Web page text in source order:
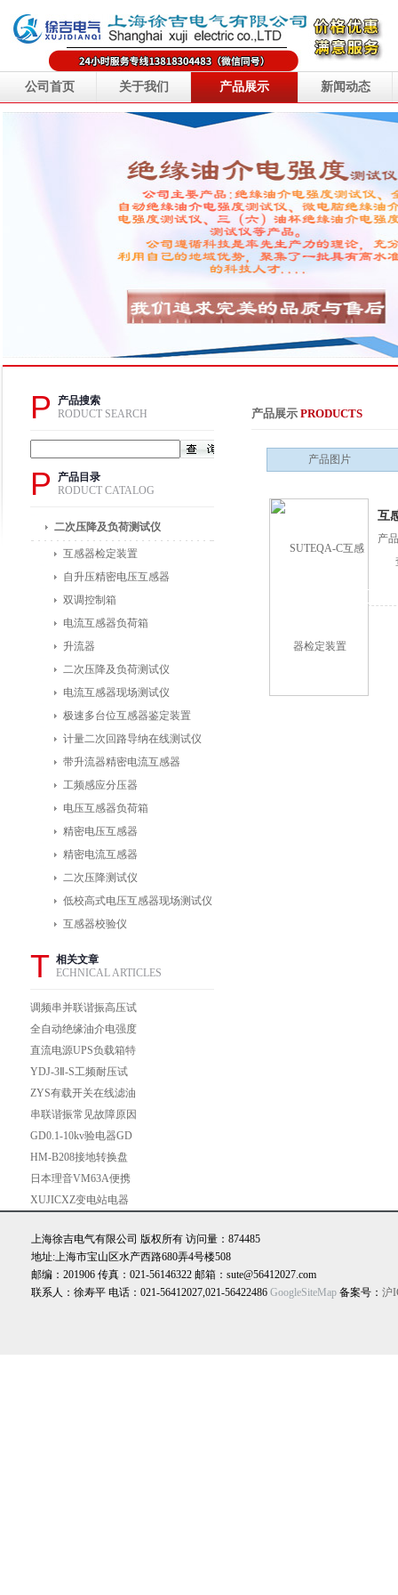
公司首页 关于我们 产品展示 新闻动态
P
产品搜索
RODUCT SEARCH
P
产品目录
RODUCT CATALOG
二次压降及负荷测试仪
互感器检定装置
自升压精密电压互感器
双调控制箱
电流互感器负荷箱
升流器
二次压降及负荷测试仪
电流互感器现场测试仪
极速多台位互感器鉴定装置
计量二次回路导纳在线测试仪
带升流器精密电流互感器
工频感应分压器
电压互感器负荷箱
精密电压互感器
精密电流互感器
二次压降测试仪
低校高式电压互感器现场测试仪
互感器校验仪
T 相关文章
ECHNICAL ARTICLES
调频串并联谐振高压试
验装置 调频串并联谐
振高压试验装置
全自动绝缘油介电强度
测试仪
直流电源UPS负载箱特
点及功能
YDJ-3Ⅱ-S工频耐压试
验仪YDJ-3Ⅱ-S工频耐
压试验仪
ZYS有载开关在线滤油
器ZJY-FC智能型有载
分接开关滤油机
串联谐振常见故障原因
及排除
GD0.1-10kv验电器GD
声光验电器GD折叠式
验电器
HM-B208接地转换盘
日本理音VM63A便携
式测振仪上海徐吉电气
XUJICXZ变电站电器
耐压装置
产品展示 PRODUCTS
产品图片
互
产
上海徐吉电气有限公司 版权所有 访问量：874485
地址:上海市宝山区水产西路680弄4号楼508
邮编：201906 传真：021-56146322 邮箱：sute@56412027.com
联系人：徐寿平 电话：021-56412027,021-56422486 GoogleSiteMap 备案号： 沪